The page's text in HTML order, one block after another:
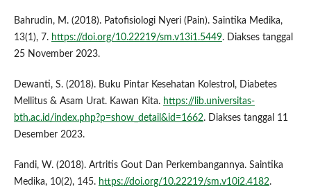
Bahrudin, M. (2018). Patofisiologi Nyeri (Pain). Saintika Medika,
13(1), 7. https://doi.org/10.22219/sm.v13i1.5449. Diakses tanggal
25 November 2023.
Dewanti, S. (2018). Buku Pintar Kesehatan Kolestrol, Diabetes
Mellitus & Asam Urat. Kawan Kita. https://lib.universitas-
bth.ac.id/index.php?p=show_detail&id=1662. Diakses tanggal 11
Desember 2023.
Fandi, W. (2018). Artritis Gout Dan Perkembangannya. Saintika
Medika, 10(2), 145. https://doi.org/10.22219/sm.v10i2.4182.